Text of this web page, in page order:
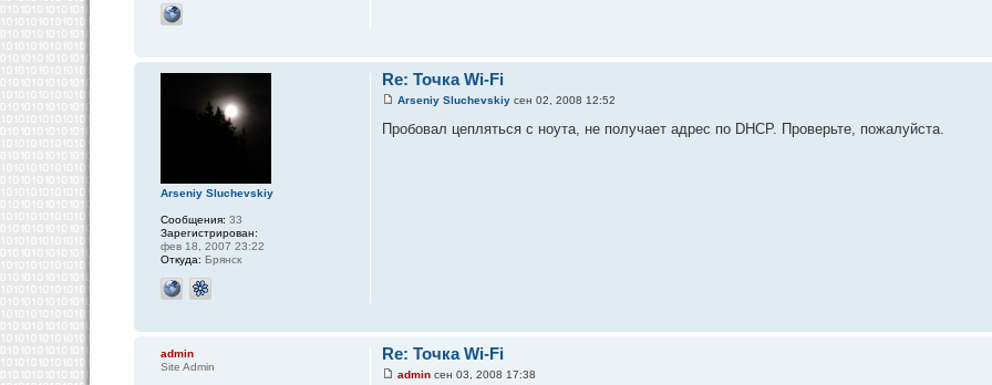
Re: Точка Wi-Fi
Arseniy Sluchevskiy сен 02, 2008 12:52
Пробовал цепляться с ноута, не получает адрес по DHCP. Проверьте, пожалуйста.
Arseniy Sluchevskiy
Сообщения: 33
Зарегистрирован:
фев 18, 2007 23:22
Откуда: Брянск
Re: Точка Wi-Fi
admin сен 03, 2008 17:38
admin
Site Admin